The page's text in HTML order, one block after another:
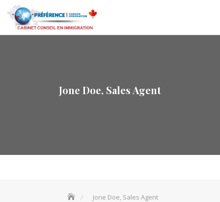
content
Jone Doe, Sales Agent
Jone Doe, Sales Agent